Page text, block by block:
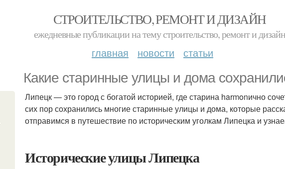
СТРОИТЕЛЬСТВО, РЕМОНТ И ДИЗАЙН
ежедневные публикации на тему строительство, ремонт и дизайн
главная новости статьи
Какие старинные улицы и дома
Липецк — это город с богатой историей, где старина harmonично
сих пор сохранились многие старинные улицы и дома, которые
отправимся в путешествие по историческим уголкам Липецка и
Исторические улицы Липецка